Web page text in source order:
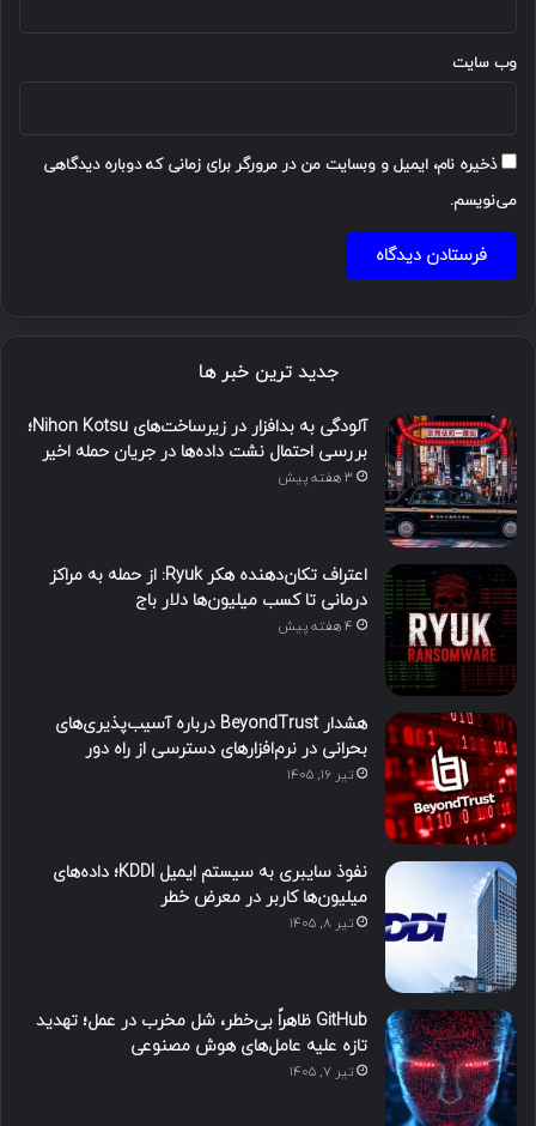
وب‌ سایت
ذخیره نام، ایمیل و وبسایت من در مرورگر برای زمانی که دوباره دیدگاهی
می‌نویسم.
جدید ترین خبر ها
آلودگی به بدافزار در زیرساخت‌های Nihon Kotsu؛
بررسی احتمال نشت داده‌ها در جریان حمله اخیر
3 هفته پیش
اعتراف تکان‌دهنده هکر Ryuk: از حمله به مراکز
درمانی تا کسب میلیون‌ها دلار باج
4 هفته پیش
هشدار BeyondTrust درباره آسیب‌پذیری‌های
بحرانی در نرم‌افزارهای دسترسی از راه دور
تیر ۱۶, ۱۴۰۵
نفوذ سایبری به سیستم ایمیل KDDI؛ داده‌های
میلیون‌ها کاربر در معرض خطر
تیر ۸, ۱۴۰۵
GitHub ظاهراً بی‌خطر، شل مخرب در عمل؛ تهدید
تازه علیه عامل‌های هوش مصنوعی
تیر ۷, ۱۴۰۵